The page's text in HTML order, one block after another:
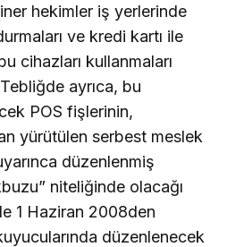
hekimler iş yerlerinde
ve kredi kartı ile
cihazları kullanmaları
ayrıca, bu
POS fişlerinin,
yürütülen serbest meslek
düzenlenmiş
niteliğinde olacağı
1 Haziran 2008den
düzenlenecek